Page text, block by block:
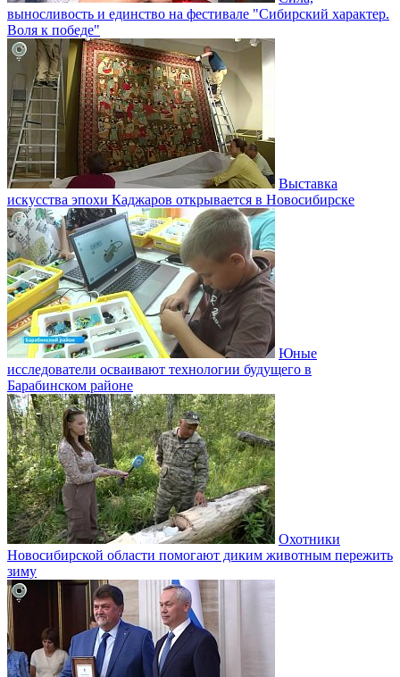
выносливость и единство на фестивале "Сибирский характер.
Воля к победе"
Выставка
искусства эпохи Каджаров открывается в Новосибирске
Юные
исследователи осваивают технологии будущего в
Барабинском районе
Охотники
Новосибирской области помогают диким животным пережить
зиму